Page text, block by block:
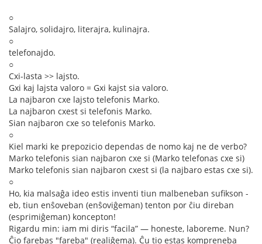
○
Salajro, solidajro, literajra, kulinajra.
○
telefonajdo.
○
Cxi-lasta >> lajsto.
Gxi kaj lajsta valoro = Gxi kajst sia valoro.
La najbaron cxe lajsto telefonis Marko.
La najbaron cxest si telefonis Marko.
Sian najbaron cxe so telefonis Marko.
○
Kiel marki ke prepozicio dependas de nomo kaj ne de verbo?
Marko telefonis sian najbaron cxe si (Marko telefonas cxe si)
Marko telefonis sian najbaron cxest si (la najbaro estas cxe si).
○
Ho, kia malsaĝa ideo estis inventi tiun malbeneban sufikson -
eb, tiun enŝoveban (enŝoviĝeman) tenton por ĉiu direban
(esprimiĝeman) koncepton!
Rigardu min: iam mi diris “facila” — honeste, laboreme. Nun?
Ĉio farebas "fareba" (realiĝema). Ĉu tio estas kompreneba